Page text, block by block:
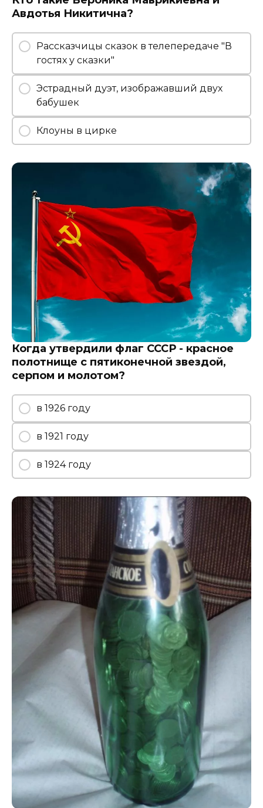
Авдотья Никитична?
Рассказчицы сказок в телепередаче "В
гостях у сказки"
Эстрадный дуэт, изображавший двух
бабушек
Клоуны в цирке
Когда утвердили флаг СССР - красное
полотнище с пятиконечной звездой,
серпом и молотом?
в 1926 году
в 1921 году
в 1924 году